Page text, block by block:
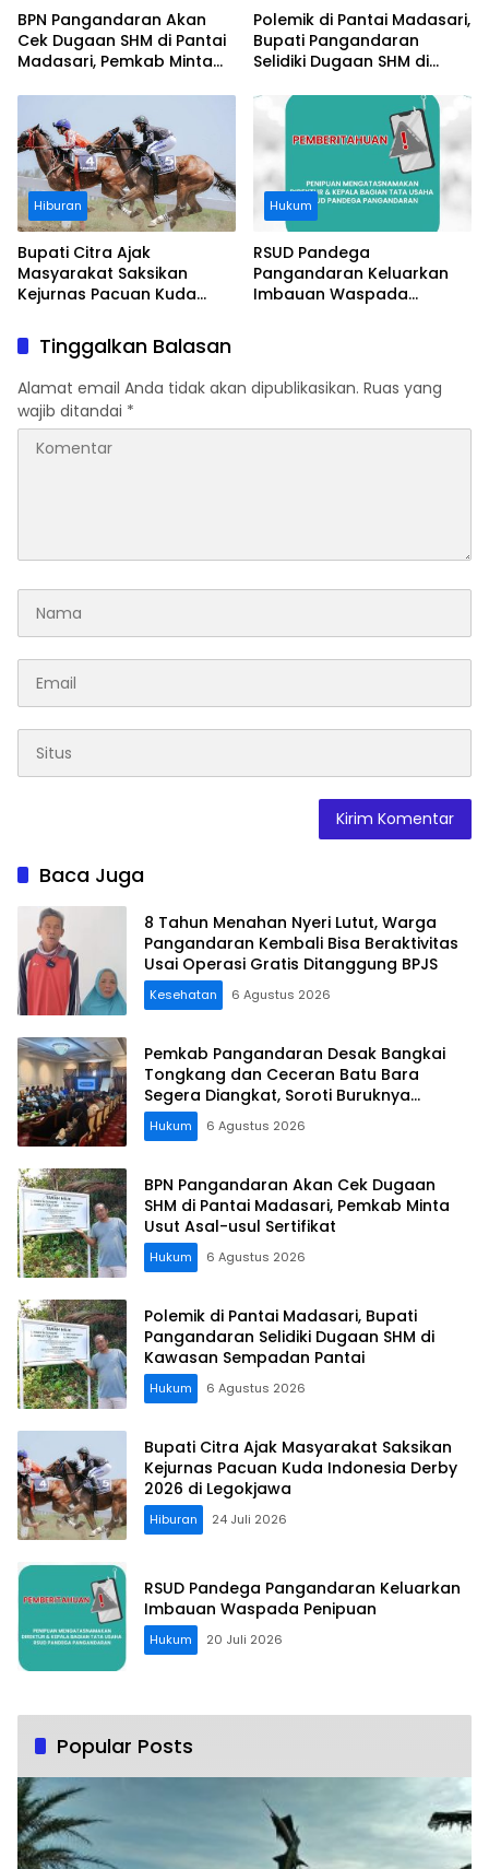
BPN Pangandaran Akan
Cek Dugaan SHM di Pantai
Madasari, Pemkab Minta
Polemik di Pantai Madasari,
Bupati Pangandaran
Selidiki Dugaan SHM di
Pantai
Hiburan
Bupati Citra Ajak
Masyarakat Saksikan
Kejurnas Pacuan Kuda
Legokjawa
Hukum
RSUD Pandega
Pangandaran Keluarkan
Imbauan Waspada
Tinggalkan Balasan
Alamat email Anda tidak akan dipublikasikan. Ruas yang
wajib ditandai *
Baca Juga
8 Tahun Menahan Nyeri Lutut, Warga
Pangandaran Kembali Bisa Beraktivitas
Usai Operasi Gratis Ditanggung BPJS
Kesehatan 6 Agustus 2026
Pemkab Pangandaran Desak Bangkai
Tongkang dan Ceceran Batu Bara
Segera Diangkat, Soroti Buruknya
Koordinasi Perusahaan
Hukum 6 Agustus 2026
BPN Pangandaran Akan Cek Dugaan
SHM di Pantai Madasari, Pemkab Minta
Usut Asal-usul Sertifikat
Hukum 6 Agustus 2026
Polemik di Pantai Madasari, Bupati
Pangandaran Selidiki Dugaan SHM di
Kawasan Sempadan Pantai
Hukum 6 Agustus 2026
Bupati Citra Ajak Masyarakat Saksikan
Kejurnas Pacuan Kuda Indonesia Derby
2026 di Legokjawa
Hiburan 24 Juli 2026
RSUD Pandega Pangandaran Keluarkan
Imbauan Waspada Penipuan
Hukum 20 Juli 2026
Popular Posts